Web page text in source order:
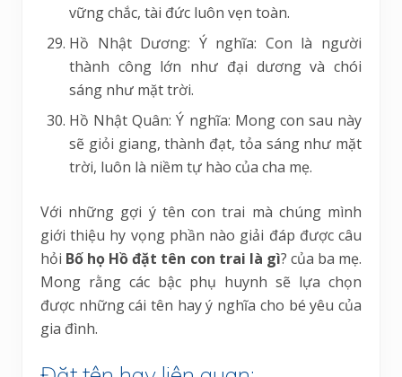
vững chắc, tài đức luôn vẹn toàn.
Hồ Nhật Dương: Ý nghĩa: Con là người
thành công lớn như đại dương và chói
sáng như mặt trời.
Hồ Nhật Quân: Ý nghĩa: Mong con sau này
sẽ giỏi giang, thành đạt, tỏa sáng như mặt
trời, luôn là niềm tự hào của cha mẹ.
Với những gợi ý tên con trai mà chúng mình
giới thiệu hy vọng phần nào giải đáp được câu
hỏi Bố họ Hồ đặt tên con trai là gì? của ba mẹ.
Mong rằng các bậc phụ huynh sẽ lựa chọn
được những cái tên hay ý nghĩa cho bé yêu của
gia đình.